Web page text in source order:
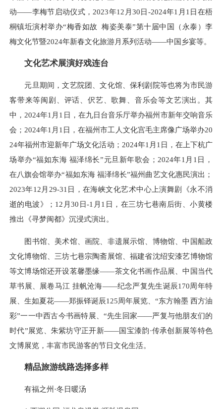
动——李梅节启动仪式，2023年12月30日-2024年1月1日在梧
桐镇坵演村举办“梅香如故 梅姿美泰”第十届中国（永泰）李
梅文化节暨2024年新春文化旅游月系列活动——中国乡宴等。
文化艺术展演好戏连台
元旦期间，文艺院团、文化馆、保利剧院等也将为市民游
客带来等闽剧、评话、伬艺、歌舞、音乐会等文艺演出。其
中，2024年1月1日，在九日台音乐厅举办福州市新年交响音乐
会；2024年1月1日，在福州市工人文化宫毛主席像广场举办20
24年福州市迎新年广场文化活动；2024年1月1日，在上下杭广
场举办“福如东海 福泽绵长”元旦新年歌会；2024年1月1日，
在八旗会馆举办“福如东海 福泽绵长”福州曲艺文化惠民演出；
2023年12月29-31日，在海峡文化艺术中心上演舞剧《永不消
逝的电波》；12月30日-1月1日，在三坊七巷南后街、小黄楼
推出《寻梦闽都》沉浸式演出。
图书馆、美术馆、画院、非遗展示馆、博物馆、中国船政
文化博物馆、三坊七巷宗陶斋展馆、福建省沈绍安漆艺博物馆
等文博场馆还开设茗馨墨缘——茶文化书画作品展、中国当代
草书展、展卷马江 挂帆沧海——纪念严复先生诞辰170周年特
展、生如夏花——郑振铎诞辰125周年展览、“东方翰墨 西方油
彩”一一中西古今书画特展、“先生回家——严复与他朋友们的
时代”展览、朱紫坊守正开新——国宝漆韵·传承创新展等特色
文博展览，丰富市民游客的节日文化生活。
精品旅游线路选择多样
有福之州·冬日暖汤